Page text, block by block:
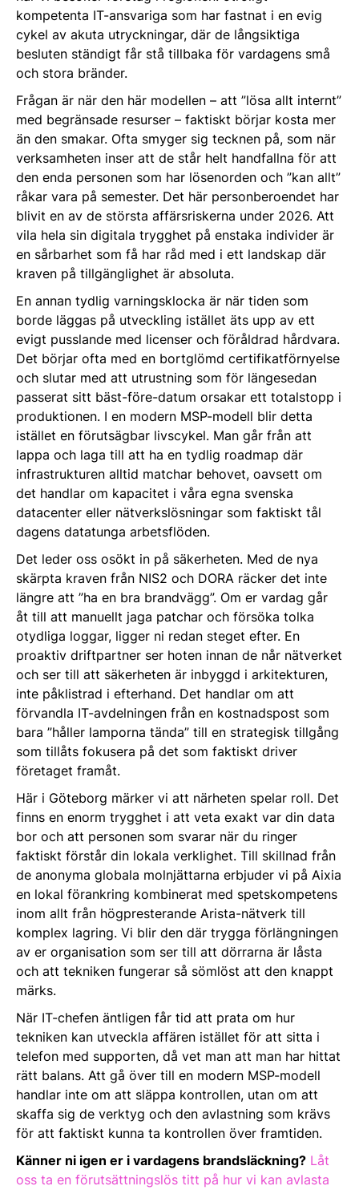
kompetenta IT-ansvariga som har fastnat i en evig
cykel av akuta utryckningar, där de långsiktiga
besluten ständigt får stå tillbaka för vardagens små
och stora bränder.
Frågan är när den här modellen – att ”lösa allt internt”
med begränsade resurser – faktiskt börjar kosta mer
än den smakar. Ofta smyger sig tecknen på, som när
verksamheten inser att de står helt handfallna för att
den enda personen som har lösenorden och ”kan allt”
råkar vara på semester. Det här personberoendet har
blivit en av de största affärsriskerna under 2026. Att
vila hela sin digitala trygghet på enstaka individer är
en sårbarhet som få har råd med i ett landskap där
kraven på tillgänglighet är absoluta.
En annan tydlig varningsklocka är när tiden som
borde läggas på utveckling istället äts upp av ett
evigt pusslande med licenser och föråldrad hårdvara.
Det börjar ofta med en bortglömd certifikatförnyelse
och slutar med att utrustning som för längesedan
passerat sitt bäst-före-datum orsakar ett totalstopp i
produktionen. I en modern MSP-modell blir detta
istället en förutsägbar livscykel. Man går från att
lappa och laga till att ha en tydlig roadmap där
infrastrukturen alltid matchar behovet, oavsett om
det handlar om kapacitet i våra egna svenska
datacenter eller nätverkslösningar som faktiskt tål
dagens datatunga arbetsflöden.
Det leder oss osökt in på säkerheten. Med de nya
skärpta kraven från NIS2 och DORA räcker det inte
längre att ”ha en bra brandvägg”. Om er vardag går
åt till att manuellt jaga patchar och försöka tolka
otydliga loggar, ligger ni redan steget efter. En
proaktiv driftpartner ser hoten innan de når nätverket
och ser till att säkerheten är inbyggd i arkitekturen,
inte påklistrad i efterhand. Det handlar om att
förvandla IT-avdelningen från en kostnadspost som
bara ”håller lamporna tända” till en strategisk tillgång
som tillåts fokusera på det som faktiskt driver
företaget framåt.
Här i Göteborg märker vi att närheten spelar roll. Det
finns en enorm trygghet i att veta exakt var din data
bor och att personen som svarar när du ringer
faktiskt förstår din lokala verklighet. Till skillnad från
de anonyma globala molnjättarna erbjuder vi på Aixia
en lokal förankring kombinerat med spetskompetens
inom allt från högpresterande Arista-nätverk till
komplex lagring. Vi blir den där trygga förlängningen
av er organisation som ser till att dörrarna är låsta
och att tekniken fungerar så sömlöst att den knappt
märks.
När IT-chefen äntligen får tid att prata om hur
tekniken kan utveckla affären istället för att sitta i
telefon med supporten, då vet man att man har hittat
rätt balans. Att gå över till en modern MSP-modell
handlar inte om att släppa kontrollen, utan om att
skaffa sig de verktyg och den avlastning som krävs
för att faktiskt kunna ta kontrollen över framtiden.
Känner ni igen er i vardagens brandsläckning? Låt
oss ta en förutsättningslös titt på hur vi kan avlasta